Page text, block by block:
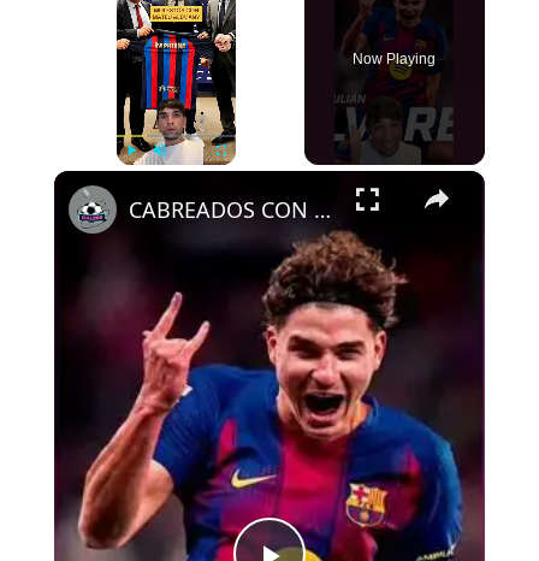
Now Playing
×
CABREADOS CON ALEMANY